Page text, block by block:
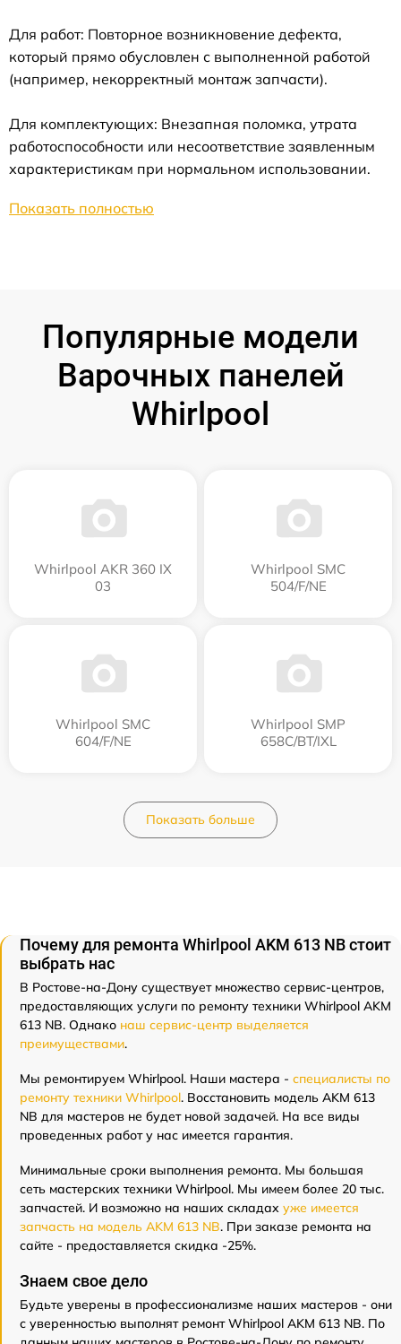
Для работ: Повторное возникновение дефекта,
который прямо обусловлен с выполненной работой
(например, некорректный монтаж запчасти).
Для комплектующих: Внезапная поломка, утрата
работоспособности или несоответствие заявленным
характеристикам при нормальном использовании.
Показать полностью
Популярные модели
Варочных панелей
Whirlpool
Whirlpool AKR 360 IX
03
Whirlpool SMC
504/F/NE
Whirlpool SMC
604/F/NE
Whirlpool SMP
658C/BT/IXL
Показать больше
Почему для ремонта Whirlpool AKM 613 NB стоит
выбрать нас
В Ростове-на-Дону существует множество сервис-центров,
предоставляющих услуги по ремонту техники Whirlpool AKM
613 NB. Однако наш сервис-центр выделяется
преимуществами.
Мы ремонтируем Whirlpool. Наши мастера - специалисты по
ремонту техники Whirlpool. Восстановить модель AKM 613
NB для мастеров не будет новой задачей. На все виды
проведенных работ у нас имеется гарантия.
Минимальные сроки выполнения ремонта. Мы большая
сеть мастерских техники Whirlpool. Мы имеем более 20 тыс.
запчастей. И возможно на наших складах уже имеется
запчасть на модель AKM 613 NB. При заказе ремонта на
сайте - предоставляется скидка -25%.
Знаем свое дело
Будьте уверены в профессионализме наших мастеров - они
с уверенностью выполнят ремонт Whirlpool AKM 613 NB. По